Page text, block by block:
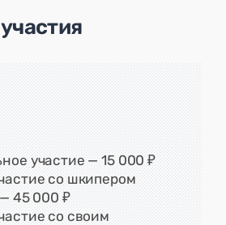
участие — 15 000 ₽
со шкипером
45 000 ₽
со своим